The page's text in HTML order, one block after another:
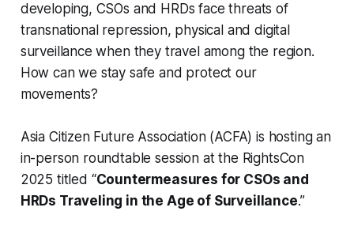
developing, CSOs and HRDs face threats of
transnational repression, physical and digital
surveillance when they travel among the region.
How can we stay safe and protect our
movements?
Asia Citizen Future Association (ACFA) is hosting an
in-person roundtable session at the RightsCon
2025 titled “Countermeasures for CSOs and
HRDs Traveling in the Age of Surveillance.”